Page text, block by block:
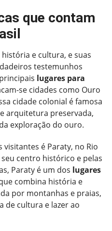
que contam
e cultura, e suas
testemunhos
lugares para
se cidades como Ouro
cidade colonial é famosa
arquitetura preservada,
exploração do ouro.
é Paraty, no Rio
centro histórico e pelas
Paraty é um dos lugares
combina história e
por montanhas e praias,
de cultura e lazer ao